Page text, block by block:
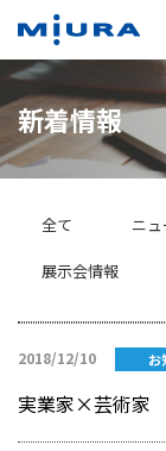
新着情報
全て ニ
展示会情報
2018/12/10 お
実業家×芸術家